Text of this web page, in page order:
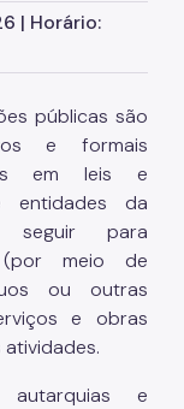
| Horário:
públicas são
e formais
em leis e
entidades da
seguir para
(por meio de
ou outras
e obras
autarquias e